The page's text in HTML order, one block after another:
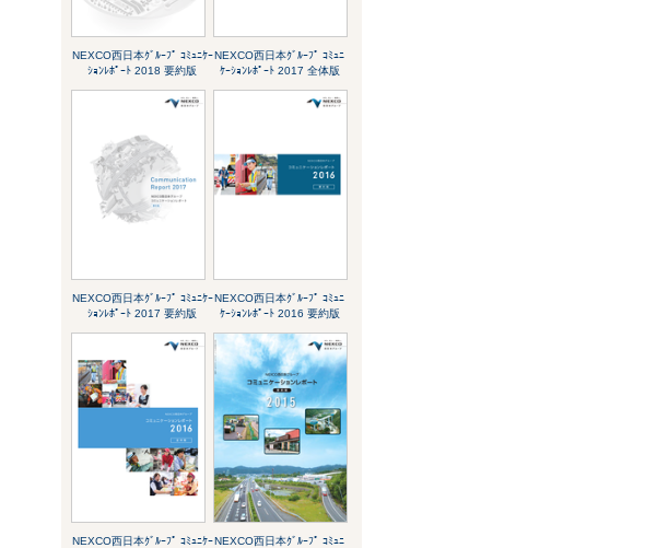
NEXCO西日本ｸﾞﾙｰﾌﾟ ｺﾐｭﾆｹｰ
ｼｮﾝﾚﾎﾟｰﾄ 2018 要約版
NEXCO西日本ｸﾞﾙｰﾌﾟ ｺﾐｭﾆ
ｹｰｼｮﾝﾚﾎﾟｰﾄ 2017 全体版
NEXCO西日本ｸﾞﾙｰﾌﾟ ｺﾐｭﾆｹｰ
ｼｮﾝﾚﾎﾟｰﾄ 2017 要約版
NEXCO西日本ｸﾞﾙｰﾌﾟ ｺﾐｭﾆ
ｹｰｼｮﾝﾚﾎﾟｰﾄ 2016 要約版
NEXCO西日本ｸﾞﾙｰﾌﾟ ｺﾐｭﾆｹｰNEXCO西日本ｸﾞﾙｰﾌﾟ ｺﾐｭﾆ